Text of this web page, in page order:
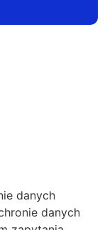
danych
danych